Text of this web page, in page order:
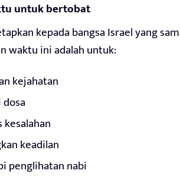
untuk bertobat
kepada bangsa Israel yang
waktu ini adalah untuk:
kejahatan
keadilan
penglihatan nabi